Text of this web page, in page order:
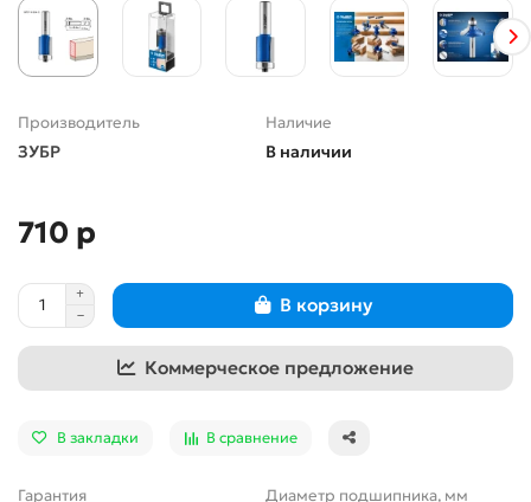
Производитель
ЗУБР
Наличие
В наличии
710 р
В корзину
Коммерческое предложение
В закладки В сравнение
Гарантия Диаметр подшипника, мм